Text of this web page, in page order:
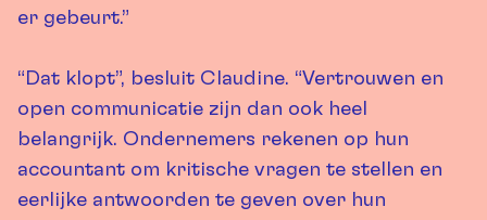
er gebeurt.”
“Dat klopt”, besluit Claudine. “Vertrouwen en
open communicatie zijn dan ook heel
belangrijk. Ondernemers rekenen op hun
accountant om kritische vragen te stellen en
eerlijke antwoorden te geven over hun